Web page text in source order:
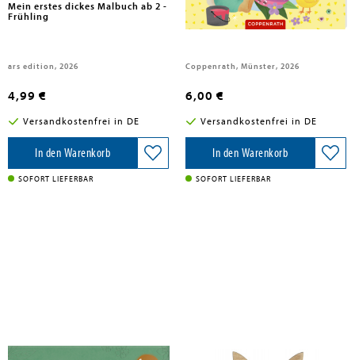
Mein erstes dickes Malbuch ab 2 -
Frühling
ars edition, 2026
4,99 €
Versandkostenfrei in DE
In den Warenkorb
SOFORT LIEFERBAR
Malblock mit Glitzersteinchen
Frohe Ostern
Coppenrath, Münster, 2026
6,00 €
Versandkostenfrei in DE
In den Warenkorb
SOFORT LIEFERBAR